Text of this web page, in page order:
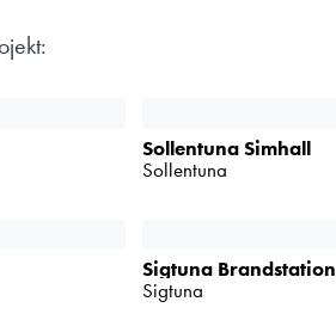
Sollentuna Simhall
Sollentuna
Sigtuna Brandstation
Sigtuna